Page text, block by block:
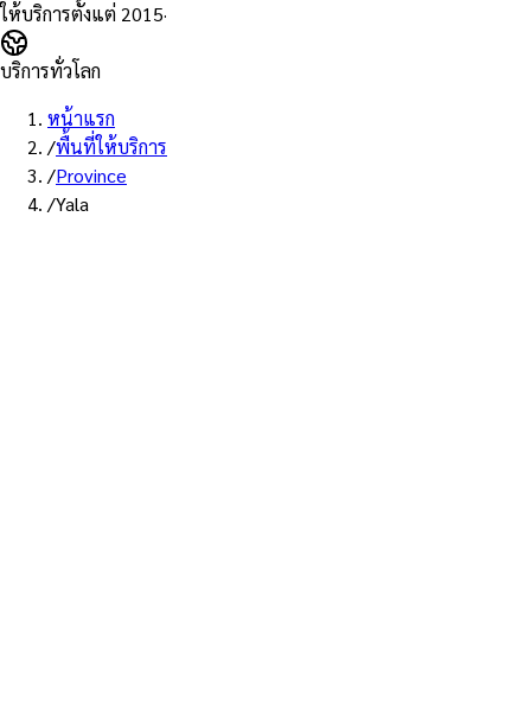
ให้บริการตั้งแต่ 2015·
บริการทั่วโลก
หน้าแรก
/พื้นที่ให้บริการ
/Province
/Yala